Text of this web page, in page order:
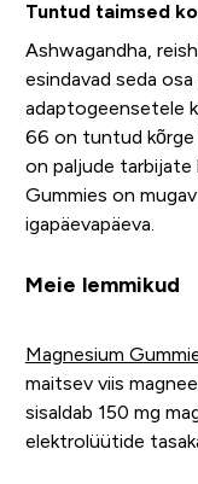
Tuntud taimsed
Ashwagandha,
esindavad seda
adaptogeensetele
66 on tuntud
on paljude tarbijate
Gummies on
igapäevapäeva.
Meie lemmikud
Magnesium
maitsev viis
sisaldab 150 mg
elektrolüütide